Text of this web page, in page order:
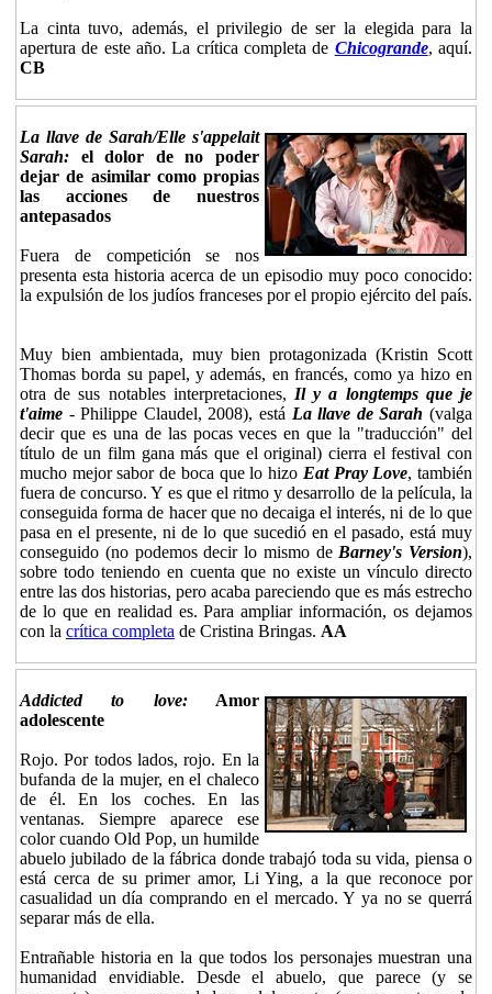
La cinta tuvo, además, el privilegio de ser la elegida para la
apertura de este año. La crítica completa de Chicogrande, aquí.
CB
La llave de Sarah/Elle s'appelait
Sarah: el dolor de no poder
dejar de asimilar como propias
las acciones de nuestros
antepasados
Fuera de competición se nos
presenta esta historia acerca de un episodio muy poco conocido:
la expulsión de los judíos franceses por el propio ejército del país.
Muy bien ambientada, muy bien protagonizada (Kristin Scott
Thomas borda su papel, y además, en francés, como ya hizo en
otra de sus notables interpretaciones, Il y a longtemps que je
t'aime - Philippe Claudel, 2008), está La llave de Sarah (valga
decir que es una de las pocas veces en que la "traducción" del
título de un film gana más que el original) cierra el festival con
mucho mejor sabor de boca que lo hizo Eat Pray Love, también
fuera de concurso. Y es que el ritmo y desarrollo de la película, la
conseguida forma de hacer que no decaiga el interés, ni de lo que
pasa en el presente, ni de lo que sucedió en el pasado, está muy
conseguido (no podemos decir lo mismo deBarney's Version),
sobre todo teniendo en cuenta que no existe un vínculo directo
entre las dos historias, pero acaba pareciendo que es más estrecho
de lo que en realidad es. Para ampliar información, os dejamos
con la crítica completa de Cristina Bringas. AA
Addicted to love:Amor
adolescente
Rojo. Por todos lados, rojo. En la
bufanda de la mujer, en el chaleco
de él. En los coches. En las
ventanas. Siempre aparece ese
color cuando Old Pop, un humilde
abuelo jubilado de la fábrica donde trabajó toda su vida, piensa o
está cerca de su primer amor, Li Ying, a la que reconoce por
casualidad un día comprando en el mercado. Y ya no se querrá
separar más de ella.
Entrañable historia en la que todos los personajes muestran una
humanidad envidiable. Desde el abuelo, que parece (y se